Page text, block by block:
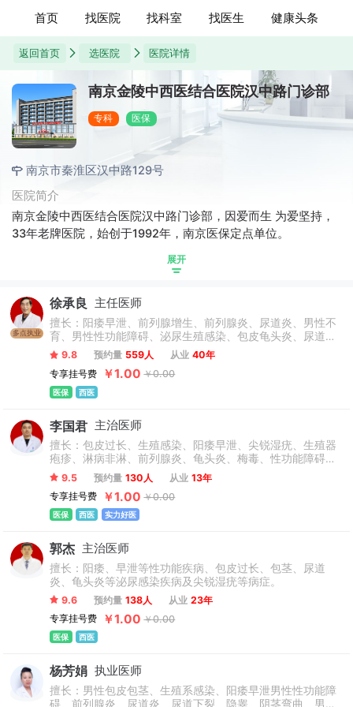
首页 找医院 找科室 找医生 健康头条
返回首页 选医院 医院详情
南京金陵中西医结合医院汉中路门诊部
专科 医保
南京市秦淮区汉中路129号
医院简介
南京金陵中西医结合医院汉中路门诊部，因爱而生 为爱坚持，
33年老牌医院，始创于1992年，南京医保定点单位。
展开
多点执业
徐承良 主任医师
擅长：阳痿早泄、前列腺增生、前列腺炎、尿道炎、男性不
育、男性性功能障碍、泌尿生殖感染、包皮龟头炎、尿道下
裂、隐睾、阴茎弯曲等。
9.8 预约量 559人 从业 40年
专享挂号费
￥1.00 ￥0.00
医保 西医
李国君 主治医师
擅长：包皮过长、生殖感染、阳痿早泄、尖锐湿疣、生殖器
疱疹、淋病非淋、前列腺炎、龟头炎、梅毒、性功能障碍、
男性不育等男性疑难疾病。
9.5 预约量 130人 从业 13年
专享挂号费
￥1.00 ￥0.00
医保 西医 实力好医
郭杰 主治医师
擅长：阳痿、早泄等性功能疾病、包皮过长、包茎、尿道
炎、龟头炎等泌尿感染疾病及尖锐湿疣等病症。
9.6 预约量 138人 从业 23年
专享挂号费
￥1.00 ￥0.00
医保 西医
杨芳娟 执业医师
擅长：男性包皮包茎、生殖系感染、阳痿早泄男性性功能障
碍、前列腺炎、尿道炎、尿道下裂、隐睾、阴茎弯曲、男性